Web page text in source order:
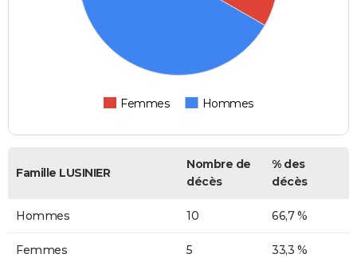
Femmes Hommes
Famille LUSINIER
Nombre de
décès
% des
décès
Hommes 10 66,7 %
Femmes 5 33,3 %